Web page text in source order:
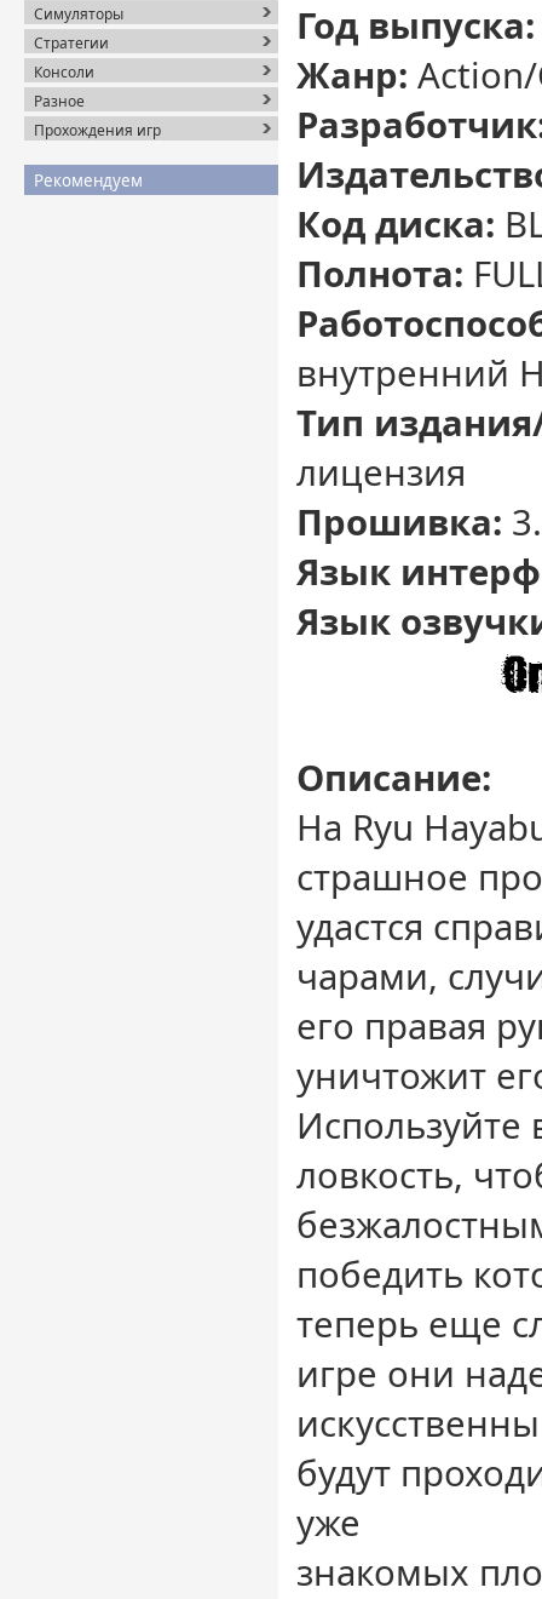
Симуляторы
Стратегии
Консоли
Разное
Прохождения игр
Рекомендуем
Год выпуска:
Жанр:
Код диска:
Полнота:
внутренний
Тип
лицензия
Прошивка:
Язык
Язык
Описание:
На Ryu
страшное
удастся
чарами,
его правая
уничтожит
ловкость,
победить
теперь еще
игре они
будут
уже
знакомых